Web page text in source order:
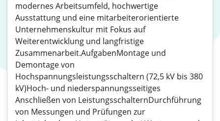
modernes Arbeitsumfeld, hochwertige
Ausstattung und eine mitarbeiterorientierte
Unternehmenskultur mit Fokus auf
Weiterentwicklung und langfristige
Zusammenarbeit.AufgabenMontage und
Demontage von
Hochspannungsleistungsschaltern (72,5 kV bis 380
kV)Hoch- und niederspannungsseitiges
Anschließen von LeistungsschalternDurchführung
von Messungen und Prüfungen zur